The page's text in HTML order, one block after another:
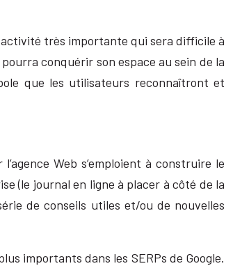
activité très importante qui sera difficile à
conquérir son espace au sein de la
que les utilisateurs reconnaîtront et
Web s’emploient à construire le
(le journal en ligne à placer à côté de la
de conseils utiles et/ou de nouvelles
importants dans les SERPs de Google.